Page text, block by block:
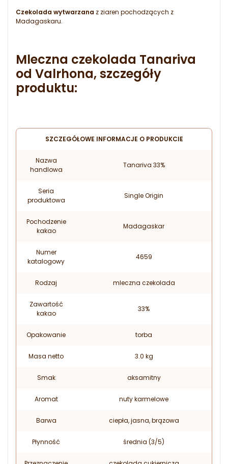
Czekolada wytwarzana z ziaren pochodzących z
Madagaskaru.
Mleczna czekolada Tanariva
od Valrhona, szczegóły
produktu:
SZCZEGÓŁOWE INFORMACJE O PRODUKCIE
Nazwa
handlowa
Tanariva 33%
Seria
produktowa
Single Origin
Pochodzenie
kakao
Madagaskar
Numer
katalogowy
4659
Rodzaj mleczna czekolada
Zawartość
kakao
33%
Opakowanie torba
Masa netto 3.0 kg
Smak aksamitny
Aromat nuty karmelowe
Barwa ciepła, jasna, brązowa
Płynność średnia (3/5)